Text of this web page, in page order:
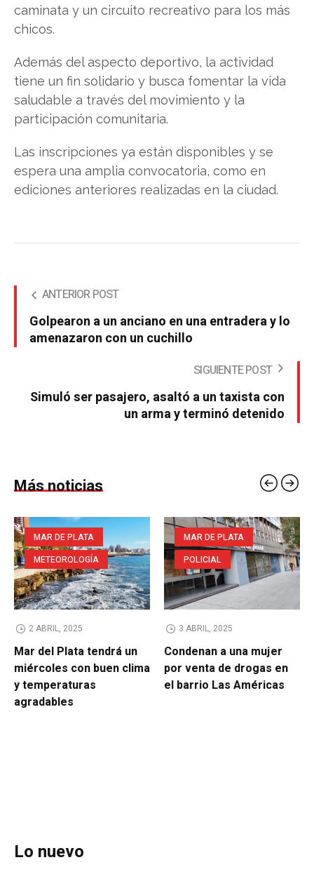
caminata y un circuito recreativo para los más
chicos.
Además del aspecto deportivo, la actividad
tiene un fin solidario y busca fomentar la vida
saludable a través del movimiento y la
participación comunitaria.
Las inscripciones ya están disponibles y se
espera una amplia convocatoria, como en
ediciones anteriores realizadas en la ciudad.
ANTERIOR POST
Golpearon a un anciano en una entradera y lo
amenazaron con un cuchillo
SIGUIENTE POST
Simuló ser pasajero, asaltó a un taxista con
un arma y terminó detenido
Más noticias
MAR DE PLATA
METEOROLOGÍA
2 ABRIL, 2025
Mar del Plata tendrá un
miércoles con buen clima
y temperaturas
agradables
MAR DE PLATA
POLICIAL
3 ABRIL, 2025
Condenan a una mujer
por venta de drogas en
el barrio Las Américas
Lo nuevo